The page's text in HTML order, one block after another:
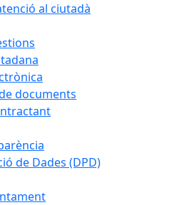
al ciutadà
documents
de Dades (DPD)